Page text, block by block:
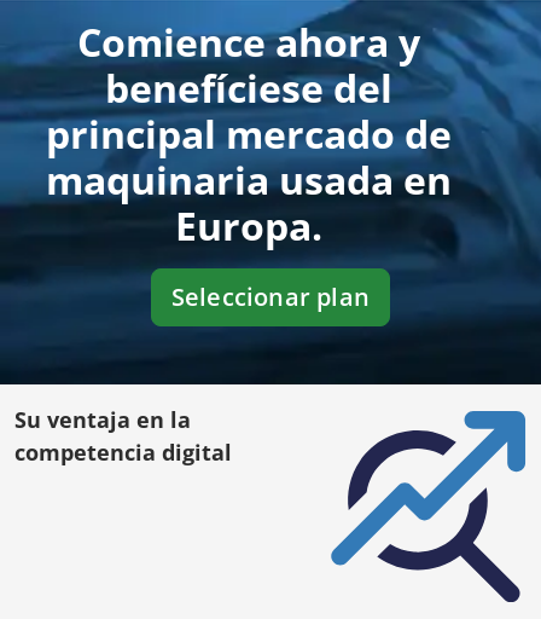
Comience ahora y
benefíciese del
principal mercado de
maquinaria usada en
Europa.
Seleccionar plan
Su ventaja en la
competencia digital